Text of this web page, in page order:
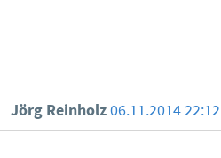
Jörg Reinholz06.11.2014 22:12